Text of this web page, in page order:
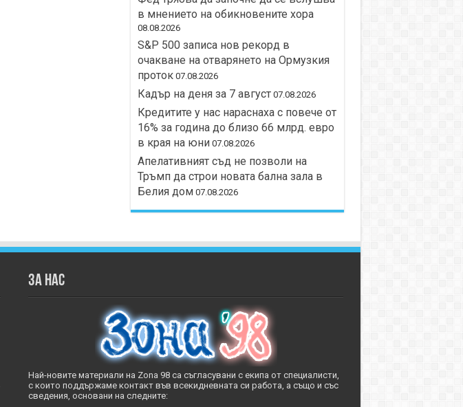
в мнението на обикновените хора
08.08.2026
S&P 500 записа нов рекорд в
очакване на отварянето на Ормузкия
проток 07.08.2026
Кадър на деня за 7 август 07.08.2026
Кредитите у нас нараснаха с повече от
16% за година до близо 66 млрд. евро
в края на юни 07.08.2026
Апелативният съд не позволи на
Тръмп да строи новата бална зала в
Белия дом 07.08.2026
За нас
Най-новите материали на Zona 98 са съгласувани с екипа от специалисти,
с които поддържаме контакт във всекидневната си работа, а също и със
сведения, основани на следните: